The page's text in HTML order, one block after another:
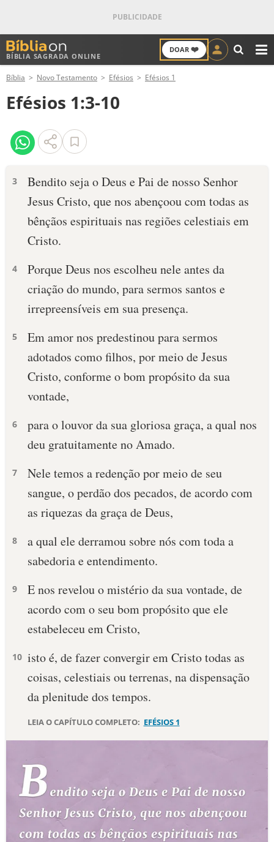
BÍBLIA SAGRADA ONLINE
DOAR ❤️
ANTIGO TESTAMENTO
NOVO TESTAMENTO
VERSÍCULOS
PALAVRA DO DIA
SALMO DO DIA
DEVOCIONAL DIÁRIO
10 MANDAMENTOS
ESBOÇOS DE PREGAÇÃO
PERGUNTE À BÍBLIA IA
TERMO BÍBLICO
LOJA BÍBLIAON
Bíblia Novo Testamento Efésios Efésios 1
Efésios 1:3-10
3
Bendito seja o Deus e Pai de nosso Senhor
Jesus Cristo, que nos abençoou com todas as
bênçãos espirituais nas regiões celestiais em
Cristo.
4
Porque Deus nos escolheu nele antes da
criação do mundo, para sermos santos e
irrepreensíveis em sua presença.
5
Em amor nos predestinou para sermos
adotados como filhos, por meio de Jesus
Cristo, conforme o bom propósito da sua
vontade,
6
para o louvor da sua gloriosa graça, a qual nos
deu gratuitamente no Amado.
7
Nele temos a redenção por meio de seu
sangue, o perdão dos pecados, de acordo com
as riquezas da graça de Deus,
8
a qual ele derramou sobre nós com toda a
sabedoria e entendimento.
9
E nos revelou o mistério da sua vontade, de
acordo com o seu bom propósito que ele
estabeleceu em Cristo,
10 isto é, de fazer convergir em Cristo todas as
coisas, celestiais ou terrenas, na dispensação
da plenitude dos tempos.
LEIA O CAPÍTULO COMPLETO: EFÉSIOS 1